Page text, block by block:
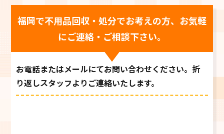
福岡で不用品回収・処分でお考えの方、お気軽
にご連絡・ご相談下さい。
お電話またはメールにてお問い合わせください。折
り返しスタッフよりご連絡いたします。